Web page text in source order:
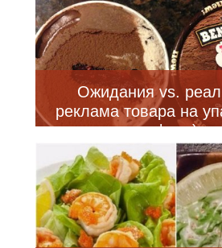
Ожидания vs.
реклама товара на
фото)